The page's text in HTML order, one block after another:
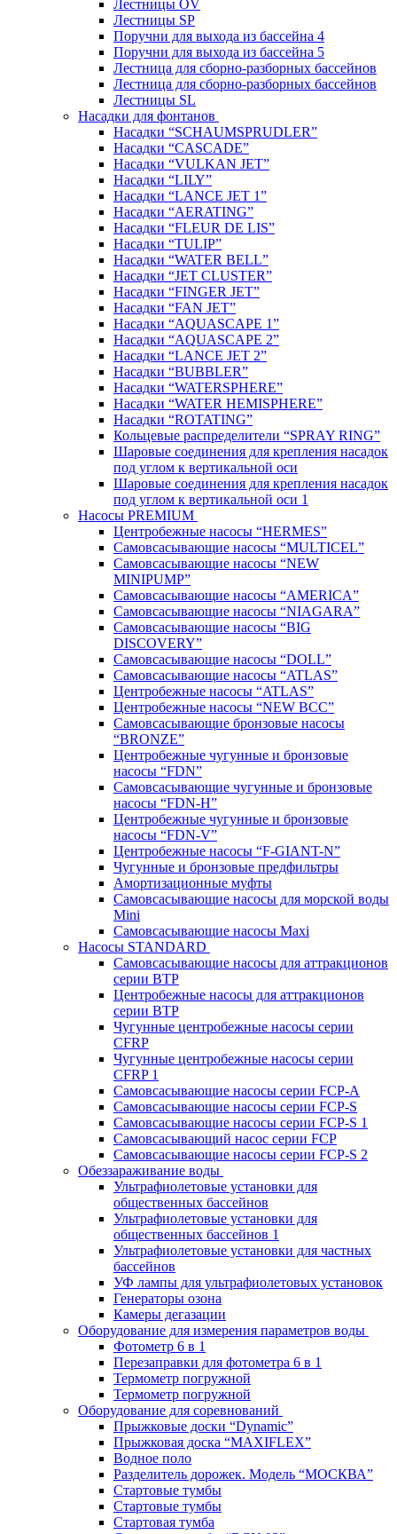
Лестницы OV
Лестницы SP
Поручни для выхода из бассейна 4
Поручни для выхода из бассейна 5
Лестница для сборно-разборных бассейнов
Лестница для сборно-разборных бассейнов
Лестницы SL
Насадки для фонтанов
Насадки “SCHAUMSPRUDLER”
Насадки “CASCADE”
Насадки “VULKAN JET”
Насадки “LILY”
Насадки “LANCE JET 1”
Насадки “AERATING”
Насадки “FLEUR DE LIS”
Насадки “TULIP”
Насадки “WATER BELL”
Насадки “JET CLUSTER”
Насадки “FINGER JET”
Насадки “FAN JET”
Насадки “AQUASCAPE 1”
Насадки “AQUASCAPE 2”
Насадки “LANCE JET 2”
Насадки “BUBBLER”
Насадки “WATERSPHERE”
Насадки “WATER HEMISPHERE”
Насадки “ROTATING”
Кольцевые распределители “SPRAY RING”
Шаровые соединения для крепления насадок
под углом к вертикальной оси
Шаровые соединения для крепления насадок
под углом к вертикальной оси 1
Насосы PREMIUM
Центробежные насосы “HERMES”
Самовсасывающие насосы “MULTICEL”
Самовсасывающие насосы “NEW
MINIPUMP”
Самовсасывающие насосы “AMERICA”
Самовсасывающие насосы “NIAGARA”
Самовсасывающие насосы “BIG
DISCOVERY”
Самовсасывающие насосы “DOLL”
Самовсасывающие насосы “ATLAS”
Центробежные насосы “ATLAS”
Центробежные насосы “NEW BCC”
Самовсасывающие бронзовые насосы
“BRONZE”
Центробежные чугунные и бронзовые
насосы “FDN”
Самовсасывающие чугунные и бронзовые
насосы “FDN-Н”
Центробежные чугунные и бронзовые
насосы “FDN-V”
Центробежные насосы “F-GIANT-N”
Чугунные и бронзовые предфильтры
Амортизационные муфты
Самовсасывающие насосы для морской воды
Mini
Самовсасывающие насосы Maxi
Насосы STANDARD
Самовсасывающие насосы для аттракционов
серии BTP
Центробежные насосы для аттракционов
серии BTP
Чугунные центробежные насосы серии
CFRP
Чугунные центробежные насосы серии
CFRP 1
Самовсасывающие насосы серии FCP-A
Самовсасывающие насосы серии FCP-S
Самовсасывающие насосы серии FCP-S 1
Самовсасывающий насос серии FCP
Самовсасывающие насосы серии FCP-S 2
Обеззараживание воды
Ультрафиолетовые установки для
общественных бассейнов
Ультрафиолетовые установки для
общественных бассейнов 1
Ультрафиолетовые установки для частных
бассейнов
УФ лампы для ультрафиолетовых установок
Генераторы озона
Камеры дегазации
Оборудование для измерения параметров воды
Фотометр 6 в 1
Перезаправки для фотометра 6 в 1
Термометр погружной
Термометр погружной
Оборудование для соревнований
Прыжковые доски “Dynamic”
Прыжковая доска “MAXIFLEX”
Водное поло
Разделитель дорожек. Модель “МОСКВА”
Стартовые тумбы
Стартовые тумбы
Стартовая тумба